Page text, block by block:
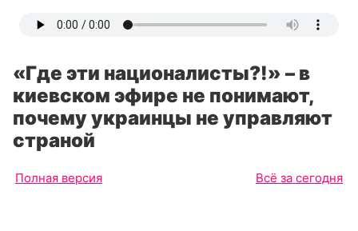
«Где эти националисты?!» – в
киевском эфире не понимают,
почему украинцы не управляют
страной
Полная версия Всё за сегодня